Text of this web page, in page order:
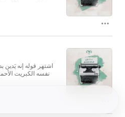
اشتهر قوله إنه
نفسه الكبريت